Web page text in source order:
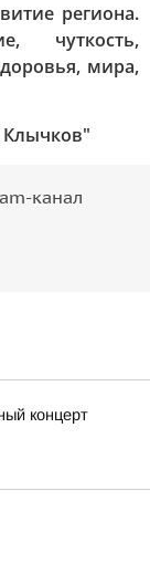
региона.
чуткость,
мира,
Клычков"
канал
концерт